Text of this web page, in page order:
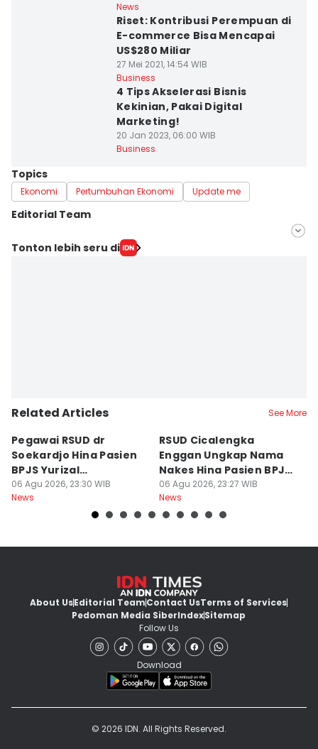
News
Riset: Kontribusi Perempuan di
E-commerce Bisa Mencapai
US$280 Miliar
27 Mei 2021, 14:54 WIB
Business
4 Tips Akselerasi Bisnis
Kekinian, Pakai Digital
Marketing!
20 Jan 2023, 06:00 WIB
Business
Topics
Ekonomi Pertumbuhan Ekonomi Update me
Editorial Team
Editor
Tonton lebih seru di
Related Articles See More
Pegawai RSUD dr
Soekardjo Hina Pasien
BPJS Yurizal
Mengundurkan Diri
06 Agu 2026, 23:30 WIB
News
RSUD Cicalengka
Enggan Ungkap Nama
Nakes Hina Pasien BPJS
Yurizal
06 Agu 2026, 23:27 WIB
News
About UsEditorial TeamContact UsTerms of Services
Pedoman Media SiberIndexSitemap
Follow Us
Download
© 2026 IDN. All Rights Reserved.